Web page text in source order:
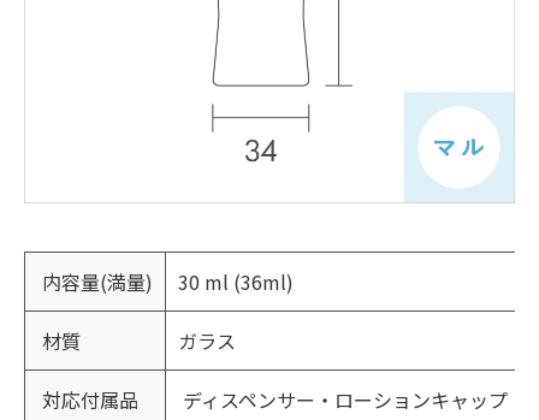
内容量(満量) 30 ml (36ml)
材質 ガラス
対応付属品 ディスペンサー・ローションキャップ